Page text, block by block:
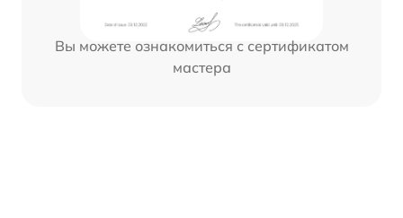
Вы можете ознакомиться с сертификатом
мастера